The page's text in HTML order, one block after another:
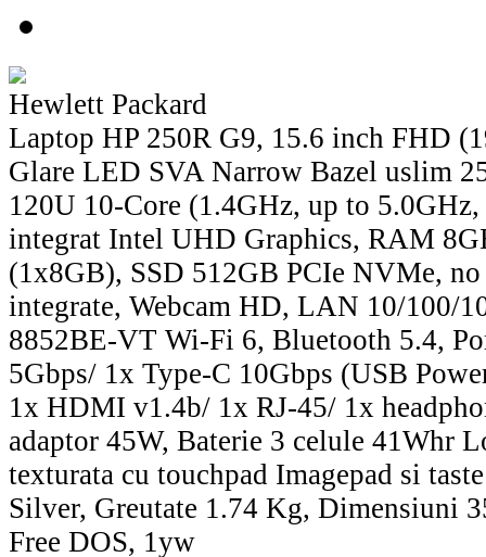
Hewlett Packard
Laptop HP 250R G9, 15.6 inch FHD
Glare LED SVA Narrow Bazel uslim
120U 10-Core (1.4GHz, up to
integrat Intel UHD Graphics, RAM
(1x8GB), SSD 512GB PCIe NVMe,
integrate, Webcam HD, LAN 10/100/
8852BE-VT Wi-Fi 6, Bluetooth 5.4,
5Gbps/ 1x Type-C 10Gbps (USB
1x HDMI v1.4b/ 1x RJ-45/ 1x
adaptor 45W, Baterie 3 celule 41Whr
texturata cu touchpad Imagepad si
Silver, Greutate 1.74 Kg, Dimensiuni
Free DOS, 1yw